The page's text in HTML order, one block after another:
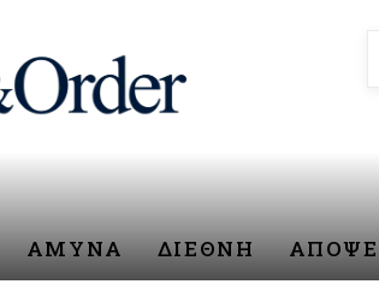
ΑΜΥΝΑ ΔΙΕΘΝΗ